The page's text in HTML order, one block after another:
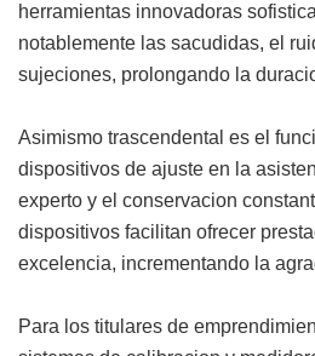
herramientas innovadoras
notablemente las sacudidas, el
sujeciones, prolongando la
Asimismo trascendental es el
dispositivos de ajuste en la
experto y el conservacion
dispositivos facilitan ofrecer
excelencia, incrementando la
Para los titulares de